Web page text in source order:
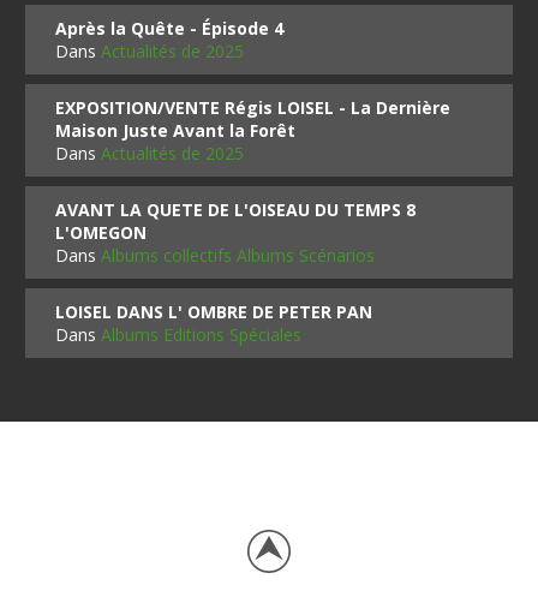
Après la Quête - Épisode 4
DansActualités de 2025
EXPOSITION/VENTE Régis LOISEL - La Dernière
Maison Juste Avant la Forêt
DansActualités de 2025
AVANT LA QUETE DE L'OISEAU DU TEMPS 8
L'OMEGON
DansAlbums collectifs Albums Scénarios
LOISEL DANS L' OMBRE DE PETER PAN
DansAlbums Editions Spéciales